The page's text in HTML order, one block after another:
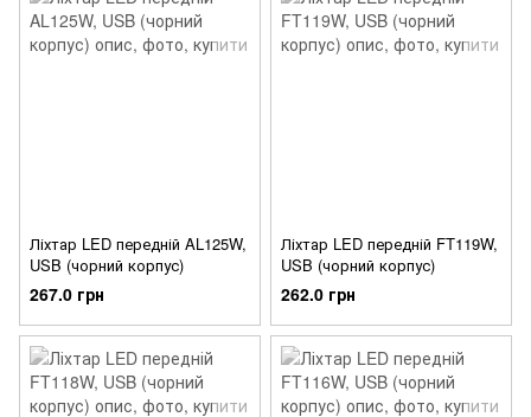
Ліхтар LED передній AL125W,
USB (чорний корпус)
267.0 грн
Ліхтар LED передній FT119W,
USB (чорний корпус)
262.0 грн